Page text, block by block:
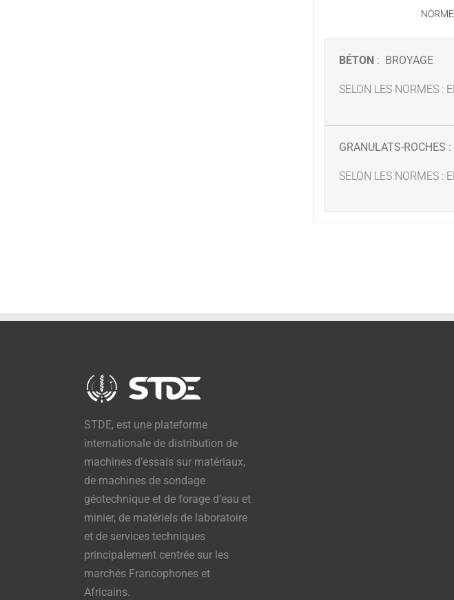
BÉTON : BROYAGE
SELON LES NORMES
GRANULATS-ROCHES
SELON LES NORMES :
STDE, est une plateforme
internationale de distribution de
machines d’essais sur matériaux,
de machines de sondage
géotechnique et de forage d’eau et
minier, de matériels de laboratoire
et de services techniques
principalement centrée sur les
marchés Francophones et
Africains.